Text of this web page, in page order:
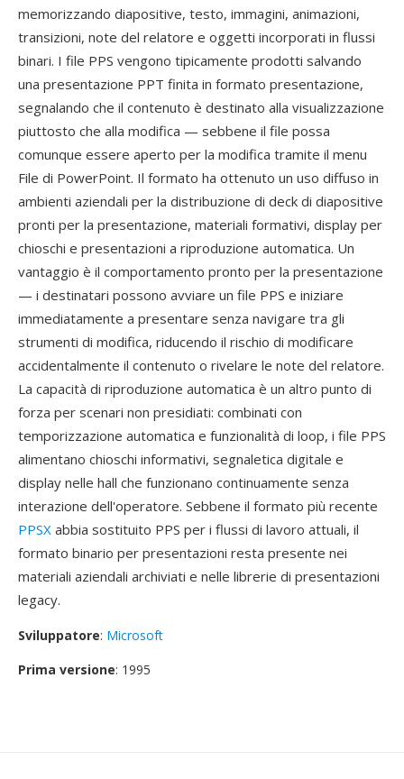
memorizzando diapositive, testo, immagini, animazioni,
transizioni, note del relatore e oggetti incorporati in flussi
binari. I file PPS vengono tipicamente prodotti salvando
una presentazione PPT finita in formato presentazione,
segnalando che il contenuto è destinato alla visualizzazione
piuttosto che alla modifica — sebbene il file possa
comunque essere aperto per la modifica tramite il menu
File di PowerPoint. Il formato ha ottenuto un uso diffuso in
ambienti aziendali per la distribuzione di deck di diapositive
pronti per la presentazione, materiali formativi, display per
chioschi e presentazioni a riproduzione automatica. Un
vantaggio è il comportamento pronto per la presentazione
— i destinatari possono avviare un file PPS e iniziare
immediatamente a presentare senza navigare tra gli
strumenti di modifica, riducendo il rischio di modificare
accidentalmente il contenuto o rivelare le note del relatore.
La capacità di riproduzione automatica è un altro punto di
forza per scenari non presidiati: combinati con
temporizzazione automatica e funzionalità di loop, i file PPS
alimentano chioschi informativi, segnaletica digitale e
display nelle hall che funzionano continuamente senza
interazione dell'operatore. Sebbene il formato più recente
PPSX abbia sostituito PPS per i flussi di lavoro attuali, il
formato binario per presentazioni resta presente nei
materiali aziendali archiviati e nelle librerie di presentazioni
legacy.
Sviluppatore: Microsoft
Prima versione: 1995